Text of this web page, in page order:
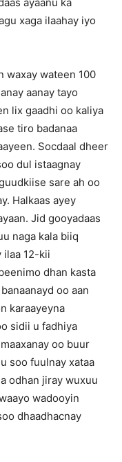
xaga ilaahay iyo
waxay wateen 100
aanay tayo
lix gaadhi oo kaliya
tiro badanaa
Socdaal dheer
dul istaagnay
sare ah oo
Halkaas ayey
Jid gooyadaas
naga kala biiq
ilaa 12-kii
dhan kasta
oo aan
karaayeyna
sidii u fadhiya
oo buur
soo fuulnay xataa
odhan jiray wuxuu
wadooyin
dhaadhacnay